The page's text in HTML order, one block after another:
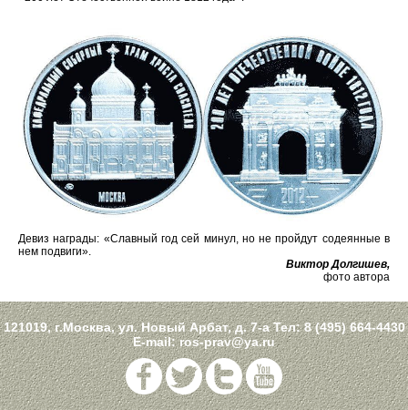
Девиз награды: «Славный год сей минул, но не пройдут содеянные в
нем подвиги».
Виктор Долгишев,
фото автора
121019, г.Москва, ул. Новый Арбат, д. 7-а Тел:8 (495) 664-4430
E-mail:ros-prav@ya.ru